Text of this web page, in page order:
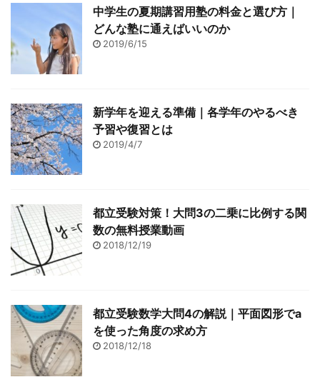
中学生の夏期講習用塾の料金と選び方｜
どんな塾に通えばいいのか
2019/6/15
新学年を迎える準備｜各学年のやるべき
予習や復習とは
2019/4/7
都立受験対策！大問3の二乗に比例する関
数の無料授業動画
2018/12/19
都立受験数学大問4の解説｜平面図形でa
を使った角度の求め方
2018/12/18